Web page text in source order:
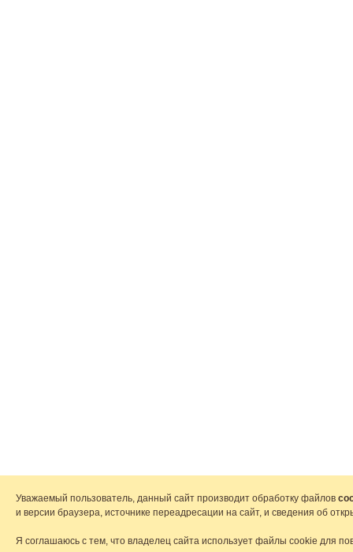
Уважаемый пользователь, данный сайт производит обработку файлов
и версии браузера, источнике переадресации на сайт, и сведения об
Я соглашаюсь с тем, что владелец сайта использует файлы cookie для